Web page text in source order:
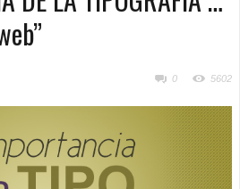
0 5602